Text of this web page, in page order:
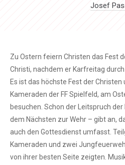
Josef
Zu Ostern feiern Christen das Fest
Christi, nachdem er Karfreitag
Es ist das höchste Fest der
Kameraden der FF Spielfeld, am
besuchen. Schon der Leitspruch
dem Nächsten zur Wehr – gibt an,
auch den Gottesdienst umfasst.
Kameraden und zwei
von ihrer besten Seite zeigten.